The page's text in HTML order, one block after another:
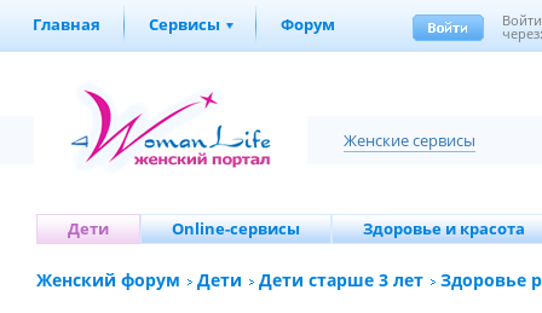
Главная Сервисы Форум Войти
Женские сервисы
Дети Online-сервисы Здоровье и красота
Женский форум Дети Дети старше 3 лет Здоровье